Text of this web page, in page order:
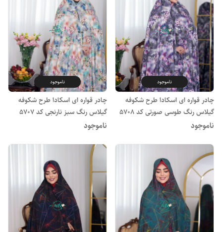
ناموجود
چادر قواره ای اسکادا طرح شکوفه
گیلاس رنگ طوسی صورتی کد 5708
ناموجود
ناموجود
چادر قواره ای اسکادا طرح شکوفه
گیلاس رنگ سبز نارنجی کد 5707
ناموجود